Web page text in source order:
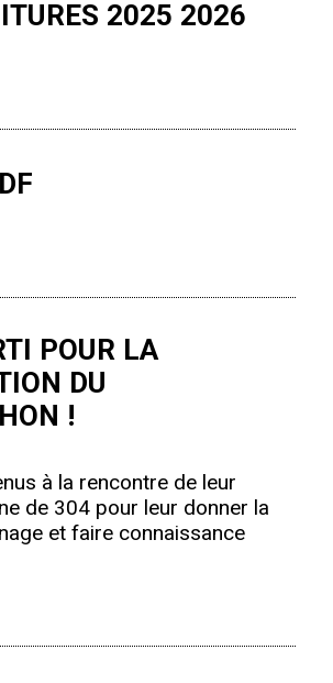
2025 2026
POUR LA
DU
!
à la rencontre de leur
de 304 pour leur donner la
et faire connaissance